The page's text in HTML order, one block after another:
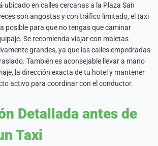
ubicado en calles cercanas a la Plaza San
son angostas y con tráfico limitado, el taxi
posible para que no tengas que caminar
Se recomienda viajar con maletas
grandes, ya que las calles empedradas
También es aconsejable llevar a mano
la dirección exacta de tu hotel y mantener
activo para coordinar con el conductor.
Detallada antes de
Taxi